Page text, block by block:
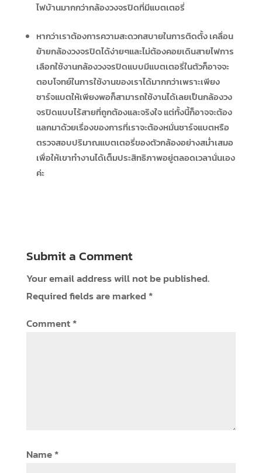
ไฟบ้านมากกว่ากล้องวงจรปิดที่มีแบตเตอรี่
หากว่าเราต้องการความสะดวกสบายในการติดตั้ง เคลื่อน
ย้ายกล้องวงจรปิดได้ง่ายๆและไม่ต้องคอยเดินสายไฟการ
เลือกใช้งานกล้องวงจรปิดแบบมีแบตเตอรี่ในตัวก็อาจจะ
ตอบโจทย์ในการใช้งานของเราได้มากกว่าเพราะเพียง
ชาร์จแบตให้เพียงพอก็สามารถใช้งานได้เลยเป็นกล้องวง
จรปิดแบบไร้สายที่ถูกต้องและจริงใจ แต่ทั้งนี้ก็อาจจะต้อง
แลกมาด้วยเรื่องของการที่เราจะต้องหมั่นชาร์จแบตหรือ
ตรวจสอบปริมาณแบตเตอรี่ของตัวกล้องอย่างสม่ำเสมอ
เพื่อให้เขาทำงานได้เต็มประสิทธิภาพอยู่ตลอดเวลานั่นเอง
ค่ะ
Submit a Comment
Your email address will not be published.
Required fields are marked *
Comment*
Name*